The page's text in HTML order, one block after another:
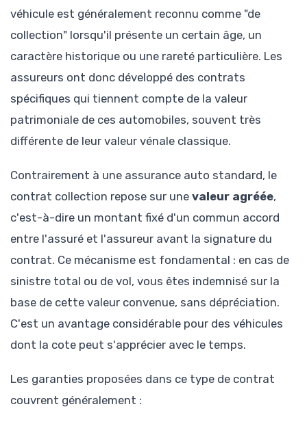
véhicule est généralement reconnu comme "de
collection" lorsqu'il présente un certain âge, un
caractère historique ou une rareté particulière. Les
assureurs ont donc développé des contrats
spécifiques qui tiennent compte de la valeur
patrimoniale de ces automobiles, souvent très
différente de leur valeur vénale classique.
Contrairement à une assurance auto standard, le
contrat collection repose sur une valeur agréée,
c'est-à-dire un montant fixé d'un commun accord
entre l'assuré et l'assureur avant la signature du
contrat. Ce mécanisme est fondamental : en cas de
sinistre total ou de vol, vous êtes indemnisé sur la
base de cette valeur convenue, sans dépréciation.
C'est un avantage considérable pour des véhicules
dont la cote peut s'apprécier avec le temps.
Les garanties proposées dans ce type de contrat
couvrent généralement :